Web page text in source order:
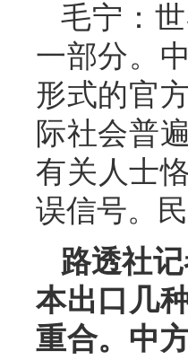
毛宁：
一部分。
形式的官
际社会普
有关人士
误信号。
路透社
本出口几
重合。中